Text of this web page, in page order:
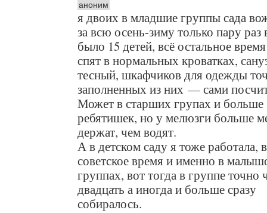
аноним
я двоих в младшие группы сада
за всю осень-зиму только пару раз
было 15 детей, всё остальное
спят в нормальных кроватках,
тесный, шкафчиков для одежды
заполненных из них — сами
Может в старших групах и больше
ребятишек, но у мелюзги больше
держат, чем водят.
А в детском саду я тоже работала, в
советское время и именно в
группах, вот тогда в группе точно
двадцать а иногда и больше сразу
собиралось.